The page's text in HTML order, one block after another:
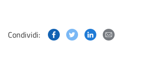
Condividi: Condividi questa pagina su
Condividi questa
Condividi questa